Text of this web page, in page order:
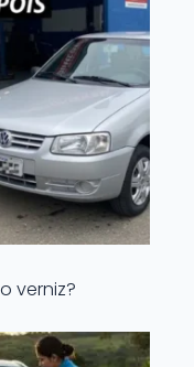
verniz?